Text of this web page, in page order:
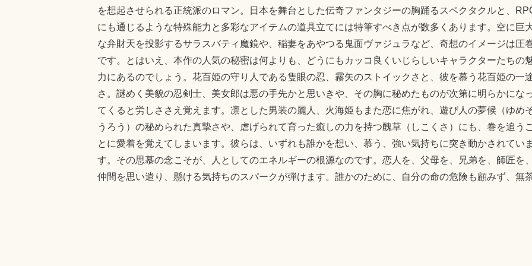
を想起させられる正統派のロマン。日本を舞台とした伝奇ファンタジーの胸踊るスペクタクルと、
にも通じるような特殊能力と多彩なアイテムの道具立てには特筆すべき点が数多くあります。空に巨
な弁財天を投影するサラスバティ魔鏡や、稲妻をあやつる鬼面ヴァジュラなど、奇想のイメージは圧
です。とはいえ、本作の人気の秘密は何よりも、どうにもカッコ良くいじらしいキャラクターたちの
力にあるのでしょう。花百姫の守り人である隻眼の忍、霧矢のストイックさと、彼を慕う花百姫の一
さ。謎めく美貌の忍剣士、美女郎は悪の手先かと思いきや、その胸に秘めたものが次第に明らかにな
てくると労しささえ覚えます。凛とした男装の麗人、火海姫もまた恋に焦がれ、遊び人の夢候（ゆめ
うろう）の秘められた真摯さや、虐げられて育った癒しの力を持つ醜草（しこくさ）にも、巻を追う
とに愛着を覚えてしまいます。彼らは、いずれも誰かを想い、慕う、強い気持ちに突き動かされていま
す。その思慕の念こそが、人としてのエネルギーの根源なのです。恋人を、父母を、兄弟を、師匠を、
仲間を思い遣り、懸ける気持ちのスパークが弾けます。誰かのために、自分の命の危険も顧みず、無